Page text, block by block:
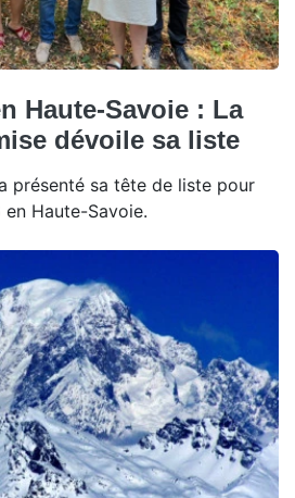
Haute-Savoie : La
dévoile sa liste
présenté sa tête de liste pour
Haute-Savoie.